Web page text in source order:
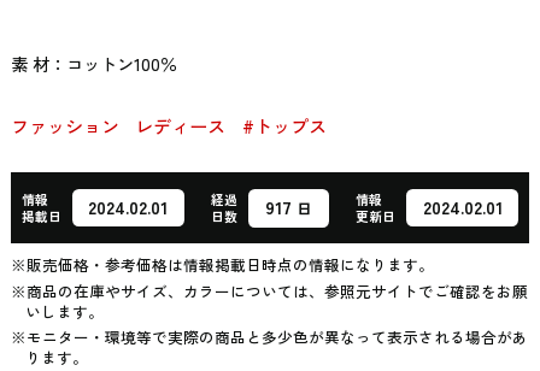
素 材：コットン100％
ファッション レディース #トップス
情報
掲載日
2024.02.01
経過
日数
917 日
情報
更新日
2024.02.01
※販売価格・参考価格は情報掲載日時点の情報になります。
※商品の在庫やサイズ、カラーについては、参照元サイトでご確認をお願
いします。
※モニター・環境等で実際の商品と多少色が異なって表示される場合があ
ります。